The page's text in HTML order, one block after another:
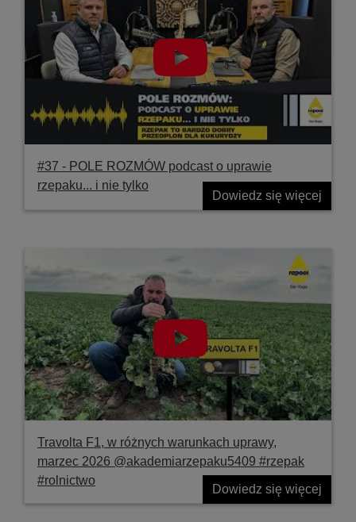
#37 ‐ POLE ROZMÓW podcast o uprawie
rzepaku... i nie tylko
Dowiedz się więcej
Travolta F1, w różnych warunkach uprawy,
marzec 2026 @akademiarzepaku5409 #rzepak
#rolnictwo
Dowiedz się więcej